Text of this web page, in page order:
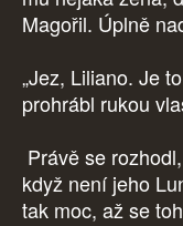
Magořil. Úplně
„Jez, Liliano. Je
prohrábl rukou
Právě se
když není jeho
tak moc, až se